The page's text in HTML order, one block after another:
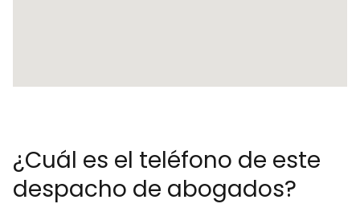
¿Cuál es el teléfono de este
despacho de abogados?